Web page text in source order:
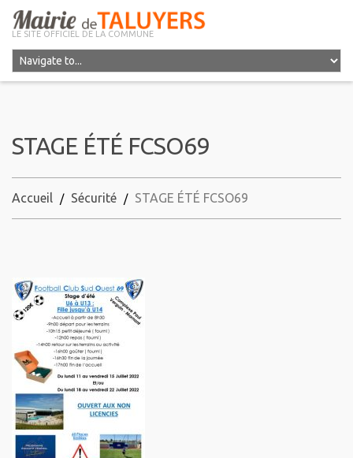
LE SITE OFFICIEL DE LA COMMUNE
STAGE ÉTÉ FCSO69
Accueil Sécurité STAGE ÉTÉ FCSO69